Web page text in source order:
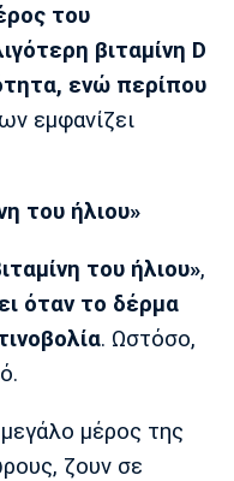
Γιουβέντους
Μαρσέιγ
Τότεναμ
του
βιταμίνη D
ενώ περίπου
εμφανίζει
του ήλιου»
του ήλιου»,
όταν το δέρμα
. Ωστόσο,
μέρος της
ζουν σε